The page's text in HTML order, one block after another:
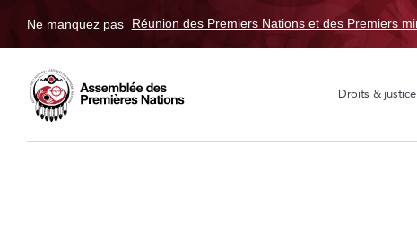
Ne manquez pas Réunion des Premiers Nations et des Premiers
Droits & justice